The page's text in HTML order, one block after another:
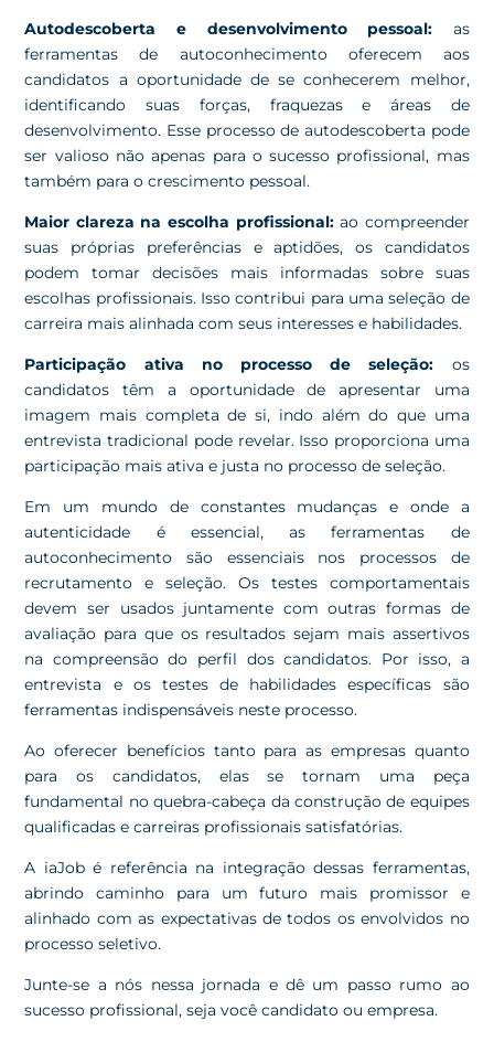
Autodescoberta e desenvolvimento pessoal: as
ferramentas de autoconhecimento oferecem aos
candidatos a oportunidade de se conhecerem melhor,
identificando suas forças, fraquezas e áreas de
desenvolvimento. Esse processo de autodescoberta pode
ser valioso não apenas para o sucesso profissional, mas
também para o crescimento pessoal.
Maior clareza na escolha profissional:ao compreender
suas próprias preferências e aptidões, os candidatos
podem tomar decisões mais informadas sobre suas
escolhas profissionais. Isso contribui para uma seleção de
carreira mais alinhada com seus interesses e habilidades.
Participação ativa no processo de seleção: os
candidatos têm a oportunidade de apresentar uma
imagem mais completa de si, indo além do que uma
entrevista tradicional pode revelar. Isso proporciona uma
participação mais ativa e justa no processo de seleção.
Em um mundo de constantes mudanças e onde a
autenticidade é essencial, as ferramentas de
autoconhecimento são essenciais nos processos de
recrutamento e seleção. Os testes comportamentais
devem ser usados juntamente com outras formas de
avaliação para que os resultados sejam mais assertivos
na compreensão do perfil dos candidatos. Por isso, a
entrevista e os testes de habilidades específicas são
ferramentas indispensáveis neste processo.
Ao oferecer benefícios tanto para as empresas quanto
para os candidatos, elas se tornam uma peça
fundamental no quebra-cabeça da construção de equipes
qualificadas e carreiras profissionais satisfatórias.
A iaJob é referência na integração dessas ferramentas,
abrindo caminho para um futuro mais promissor e
alinhado com as expectativas de todos os envolvidos no
processo seletivo.
Junte-se a nós nessa jornada e dê um passo rumo ao
sucesso profissional, seja você candidato ou empresa.